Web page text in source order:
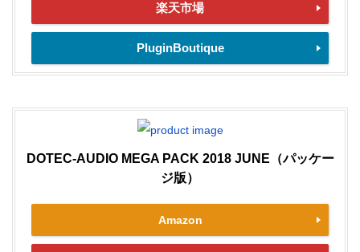
楽天市場
PluginBoutique
DOTEC-AUDIO MEGA PACK 2018 JUNE（パッケー
ジ版）
Amazon